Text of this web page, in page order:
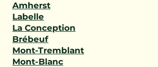
Amherst
Labelle
La Conception
Brébeuf
Mont-Tremblant
Mont-Blanc